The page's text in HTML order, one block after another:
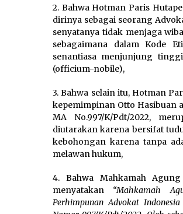
2. Bahwa Hotman Paris
dirinya sebagai seorang
senyatanya tidak menjaga
sebagaimana dalam Kode
senantiasa menjunjung
(officium-nobile),
3. Bahwa selain itu, Hotman
kepemimpinan Otto Hasibuan
MA No.997/K/Pdt/2022,
diutarakan karena bersifat
kebohongan karena tanpa
melawan hukum,
4. Bahwa Mahkamah
menyatakan “Mahkamah
Perhimpunan Advokat